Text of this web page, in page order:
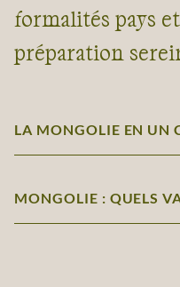
formalités pays
préparation
LA MONGOLIE EN UN
MONGOLIE : QUELS